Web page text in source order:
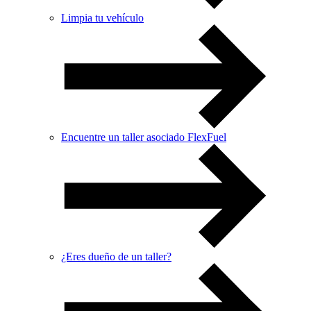
Limpia tu vehículo
Encuentre un taller asociado FlexFuel
¿Eres dueño de un taller?